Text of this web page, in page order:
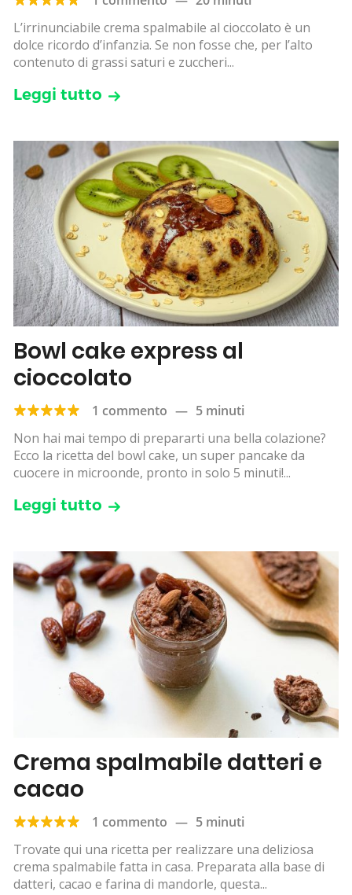
L’irrinunciabile crema spalmabile al cioccolato è un
dolce ricordo d’infanzia. Se non fosse che, per l’alto
contenuto di grassi saturi e zuccheri...
Leggi tutto
Bowl cake express al
cioccolato
1 commento — 5 minuti
Non hai mai tempo di prepararti una bella colazione?
Ecco la ricetta del bowl cake, un super pancake da
cuocere in microonde, pronto in solo 5 minuti!...
Leggi tutto
Crema spalmabile datteri e
cacao
1 commento — 5 minuti
Trovate qui una ricetta per realizzare una deliziosa
crema spalmabile fatta in casa. Preparata alla base di
datteri, cacao e farina di mandorle, questa...